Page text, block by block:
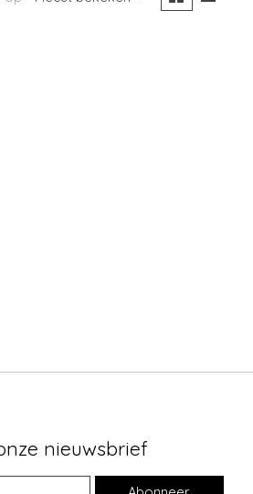
nieuwsbrief